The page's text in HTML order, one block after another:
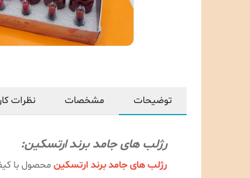
توضیحات مشخصات نظرات
رژلب های جامد برند ارتسکین:
رژلب های جامد برند ارتسکین محصول با